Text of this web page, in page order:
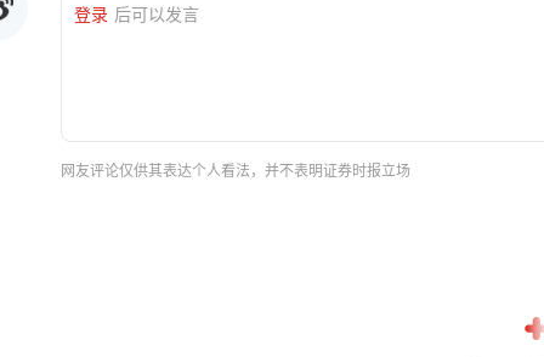
登录 后可以发言
网友评论仅供其表达个人看法，并不表明证券时报立场